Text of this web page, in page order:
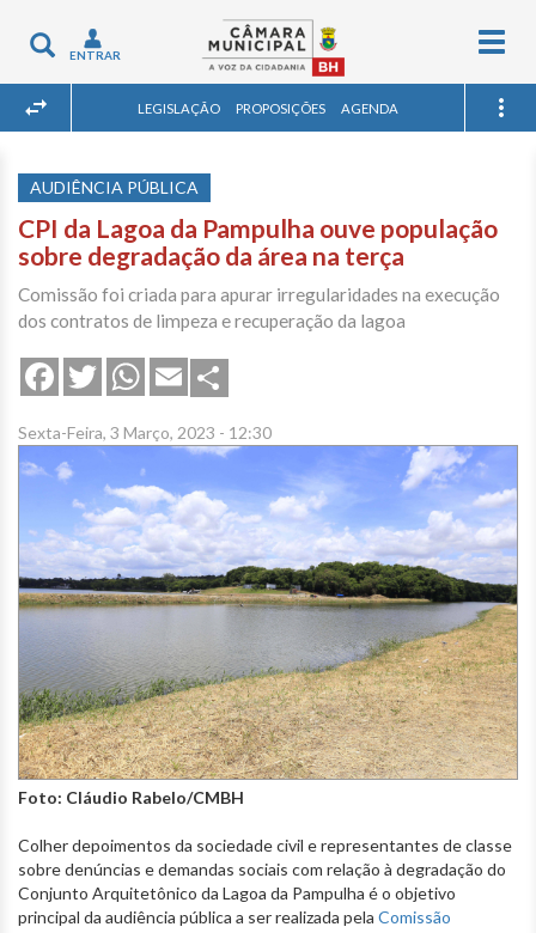
Toggle
navigation
ENTRAR
LEGISLAÇÃO PROPOSIÇÕES AGENDA
AUDIÊNCIA PÚBLICA
CPI da Lagoa da Pampulha ouve população
sobre degradação da área na terça
Comissão foi criada para apurar irregularidades na execução
dos contratos de limpeza e recuperação da lagoa
FacebookTwitterWhatsApp
Email
Sexta-Feira, 3 Março, 2023 - 12:30
Foto: Cláudio Rabelo/CMBH
Colher depoimentos da sociedade civil e representantes de classe
sobre denúncias e demandas sociais com relação à degradação do
Conjunto Arquitetônico da Lagoa da Pampulha é o objetivo
principal da audiência pública a ser realizada pela Comissão